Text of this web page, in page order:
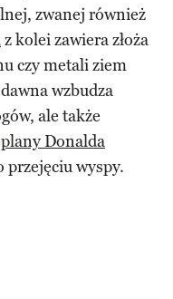
zwanej również
z kolei zawiera złoża
czy metali ziem
wzbudza
ale także
plany Donalda
przejęciu wyspy.